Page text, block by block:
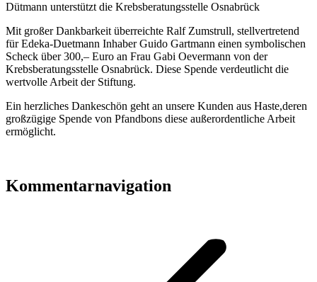
Dütmann unterstützt die Krebsberatungsstelle Osnabrück
Mit großer Dankbarkeit überreichte Ralf Zumstrull, stellvertretend
für Edeka-Duetmann Inhaber Guido Gartmann einen symbolischen
Scheck über 300,– Euro an Frau Gabi Oevermann von der
Krebsberatungsstelle Osnabrück. Diese Spende verdeutlicht die
wertvolle Arbeit der Stiftung.
Ein herzliches Dankeschön geht an unsere Kunden aus Haste,deren
großzügige Spende von Pfandbons diese außerordentliche Arbeit
ermöglicht.
Kommentarnavigation